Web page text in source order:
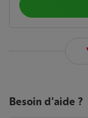
Besoin d'aide ?